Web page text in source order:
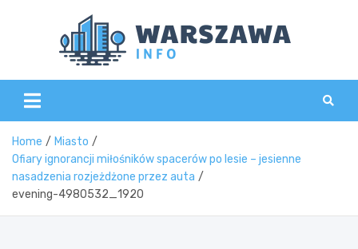
Home
Miasto
Ofiary ignorancji miłośników spacerów po lesie – jesienne
nasadzenia rozjeżdżone przez auta
evening-4980532_1920